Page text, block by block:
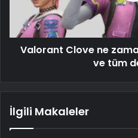
Valorant Clove ne
ve tüm
İlgili Makaleler